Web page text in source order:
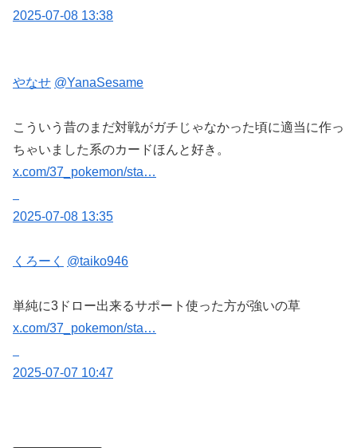
2025-07-08 13:38
やなせ @YanaSesame
こういう昔のまだ対戦がガチじゃなかった頃に適当に作っ
ちゃいました系のカードほんと好き。
x.com/37_pokemon/sta…
2025-07-08 13:35
くろーく @taiko946
単純に3ドロー出来るサポート使った方が強いの草
x.com/37_pokemon/sta…
2025-07-07 10:47